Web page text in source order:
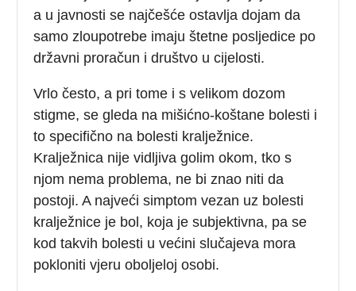
a u javnosti se najčešće ostavlja dojam da
samo zloupotrebe imaju štetne posljedice po
državni proračun i društvo u cijelosti.
Vrlo često, a pri tome i s velikom dozom
stigme, se gleda na mišićno-koštane bolesti i
to specifično na bolesti kralježnice.
Kralježnica nije vidljiva golim okom, tko s
njom nema problema, ne bi znao niti da
postoji. A najveći simptom vezan uz bolesti
kralježnice je bol, koja je subjektivna, pa se
kod takvih bolesti u većini slučajeva mora
pokloniti vjeru oboljeloj osobi.